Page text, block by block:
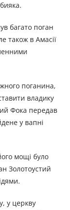
багато поган
також в Амасії
поганина,
владику
Фока передав
у вапні
мощі було
Золотоустий
у церкву